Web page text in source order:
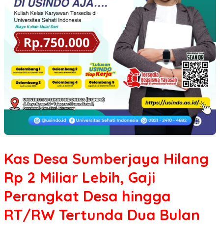
Kas Desa Sumberjaya Hilang
Rp 2 Miliar Lebih, Gaji
Perangkat Desa hingga
RT/RW Tertunda Dua Bulan